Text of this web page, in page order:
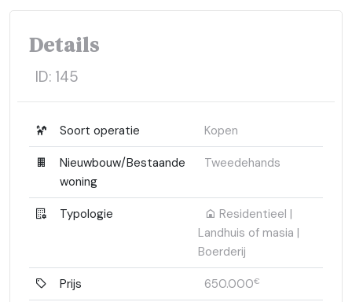
Details
ID: 145
Soort operatie Kopen
Nieuwbouw/Bestaande
woning
Tweedehands
Typologie
Residentieel |
Landhuis of masia |
Boerderij
Prijs 650.000€